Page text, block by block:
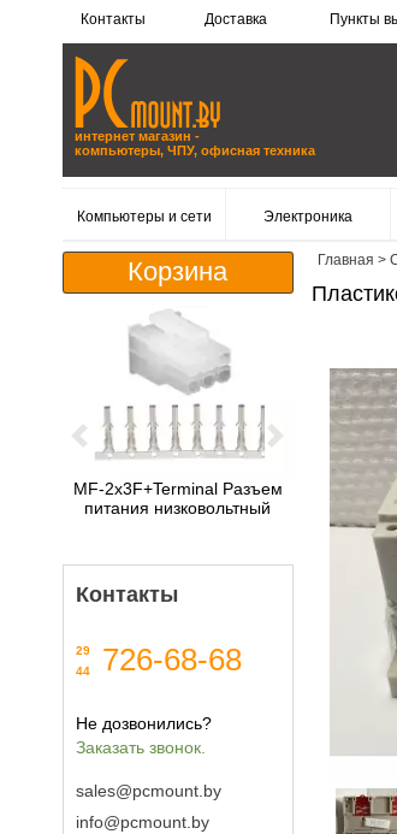
Контакты Доставка Пункты
интернет магазин -
компьютеры, ЧПУ, офисная техника
Компьютеры и сети Электроника
Корзина
MF-2x3F+Terminal Разъем
питания низковольтный
Previous Next
Контакты
29
44
726-68-68
Не дозвонились?
Заказать звонок.
sales@pcmount.by
info@pcmount.by
Главная >